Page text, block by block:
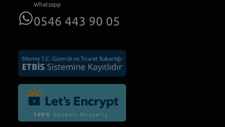
Whatsapp
0546 443 90 05